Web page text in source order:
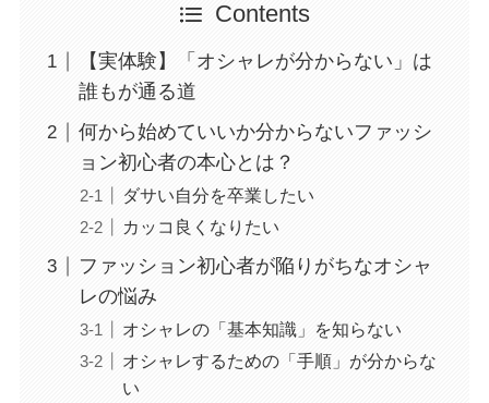
Contents
【実体験】「オシャレが分からない」は
誰もが通る道
何から始めていいか分からないファッシ
ョン初心者の本心とは？
ダサい自分を卒業したい
カッコ良くなりたい
ファッション初心者が陥りがちなオシャ
レの悩み
オシャレの「基本知識」を知らない
オシャレするための「手順」が分からな
い